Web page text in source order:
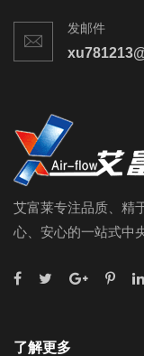
发邮件
艾富莱专注品质、精
心、安心的一站式中
了解更多